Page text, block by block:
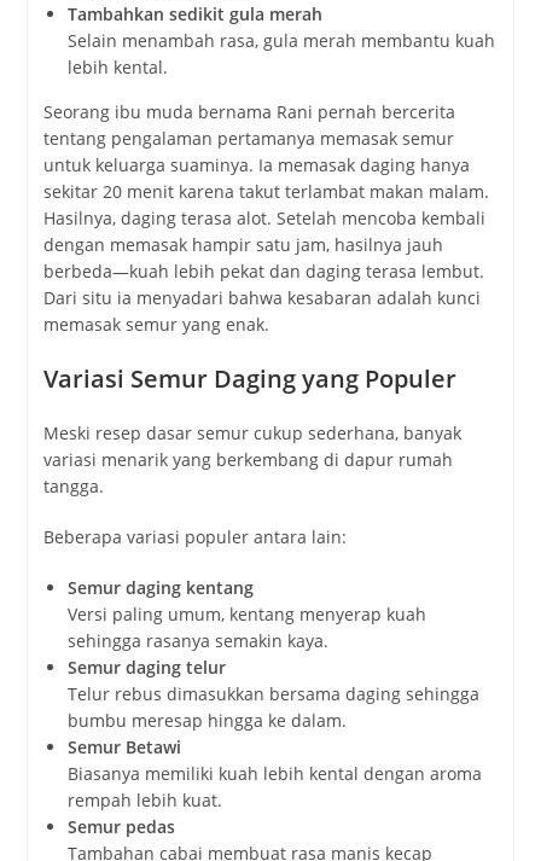
Tambahkan sedikit gula merah
Selain menambah rasa, gula merah membantu kuah
lebih kental.
Seorang ibu muda bernama Rani pernah bercerita
tentang pengalaman pertamanya memasak semur
untuk keluarga suaminya. Ia memasak daging hanya
sekitar 20 menit karena takut terlambat makan malam.
Hasilnya, daging terasa alot. Setelah mencoba kembali
dengan memasak hampir satu jam, hasilnya jauh
berbeda—kuah lebih pekat dan daging terasa lembut.
Dari situ ia menyadari bahwa kesabaran adalah kunci
memasak semur yang enak.
Variasi Semur Dagingyang Populer
Meski resep dasar semur cukup sederhana, banyak
variasi menarik yang berkembang di dapur rumah
tangga.
Beberapa variasi populer antara lain:
Semur daging kentang
Versi paling umum, kentang menyerap kuah
sehingga rasanya semakin kaya.
Semur daging telur
Telur rebus dimasukkan bersama daging sehingga
bumbu meresap hingga ke dalam.
Semur Betawi
Biasanya memiliki kuah lebih kental dengan aroma
rempah lebih kuat.
Semur pedas
Tambahan cabai membuat rasa manis kecap